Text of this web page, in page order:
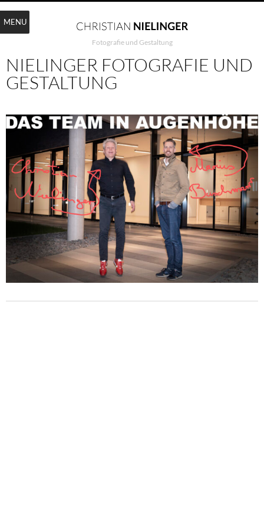
Fotografie und Gestaltung
NIELINGER FOTOGRAFIE UND
GESTALTUNG
MENU